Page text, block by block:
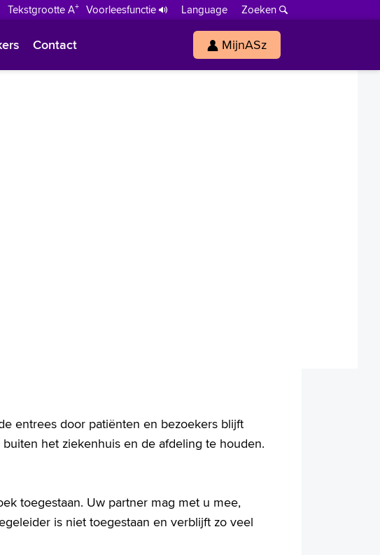
Tekstgrootte A+ Voorleesfunctie Language
Zoeken
Contact MijnASz
entrees door patiënten en bezoekers blijft
het ziekenhuis en de afdeling te houden.
toegestaan. Uw partner mag met u mee,
is niet toegestaan en verblijft zo veel